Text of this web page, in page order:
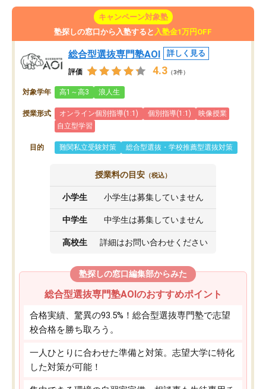
キャンペーン対象塾
塾探しの窓口から入塾すると 入塾金1万円OFF
総合型選抜専門塾AOI 詳しく見る
評価 4.3 （3件）
対象学年 高1～高3 浪人生
授業形式 オンライン個別指導(1:1) 個別指導(1:1)
映像授業
自立型学習
目的 難関私立受験対策 総合型選抜・学校推薦型選抜対策
授業料の目安 （税込）
小学生 小学生は募集していません
中学生 中学生は募集していません
高校生 詳細はお問い合わせください
塾探しの窓口編集部からみた
総合型選抜専門塾AOIのおすすめポイント
合格実績、驚異の93.5%！総合型選抜専門塾で志望
校合格を勝ち取ろう。
一人ひとりに合わせた準備と対策。志望大学に特化
した対策が可能！